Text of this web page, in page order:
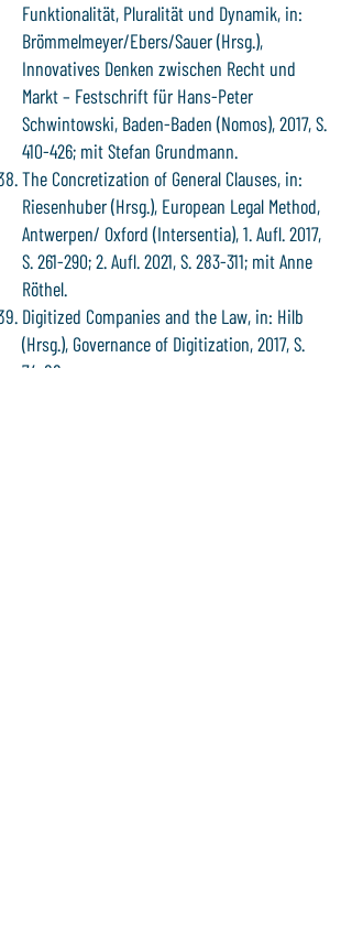
Funktionalität, Pluralität und Dynamik, in:
Brömmelmeyer/Ebers/Sauer (Hrsg.),
Innovatives Denken zwischen Recht und
Markt – Festschrift für Hans-Peter
Schwintowski, Baden-Baden (Nomos), 2017, S.
410-426; mit Stefan Grundmann.
The Concretization of General Clauses, in:
Riesenhuber (Hrsg.), European Legal Method,
Antwerpen/ Oxford (Intersentia), 1. Aufl. 2017,
S. 261-290; 2. Aufl. 2021, S. 283-311; mit Anne
Röthel.
Digitized Companies and the Law, in: Hilb
(Hrsg.), Governance of Digitization, 2017, S.
74-88.